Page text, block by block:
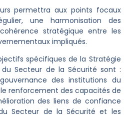
permettra aux points focaux
une harmonisation des
stratégique entre les
impliqués.
spécifiques de la Stratégie
Secteur de la Sécurité sont :
des institutions du
renforcement des capacités de
des liens de confiance
Secteur de la Sécurité et les